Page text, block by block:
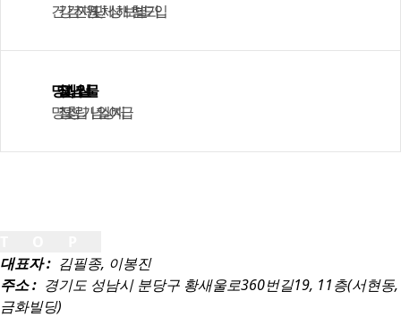
건강검진 지원 및 단체상해보험 별도 가입
명절 및 기념일 선물
명절 및 창립기념일 상여 지급
대표자 : 김필종, 이봉진
주소 : 경기도 성남시 분당구 황새울로360번길19, 11층(서현동,
금화빌딩)